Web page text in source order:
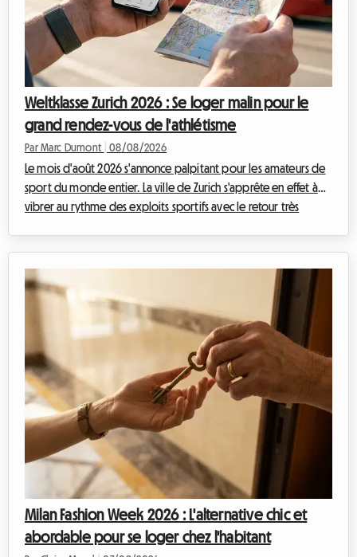
Weltklasse Zurich 2026 : Se loger malin pour le
grand rendez-vous de l'athlétisme
Par Marc Dumont 08/08/2026
Le mois d'août 2026 s'annonce palpitant pour les amateurs de
sport du monde entier. La ville de Zurich s'apprête en effet à
vibrer au rythme des exploits sportifs avec le retour très
l'élite de l'athlétisme. Cependant, si le spectacle sur la piste est
garanti, l'organisation du séjour peut rapidement se
Milan Fashion Week 2026 : L'alternative chic et
abordable pour se loger chez l'habitant